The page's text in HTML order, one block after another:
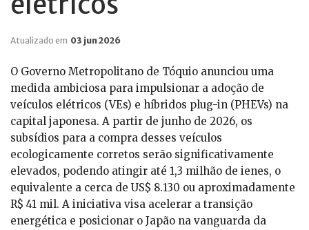
Atualizado em 03 jun 2026
O Governo Metropolitano de Tóquio anunciou uma
medida ambiciosa para impulsionar a adoção de
veículos elétricos (VEs) e híbridos plug-in (PHEVs) na
capital japonesa. A partir de junho de 2026, os
subsídios para a compra desses veículos
ecologicamente corretos serão significativamente
elevados, podendo atingir até 1,3 milhão de ienes, o
equivalente a cerca de US$ 8.130 ou aproximadamente
R$ 41 mil. A iniciativa visa acelerar a transição
energética e posicionar o Japão na vanguarda da